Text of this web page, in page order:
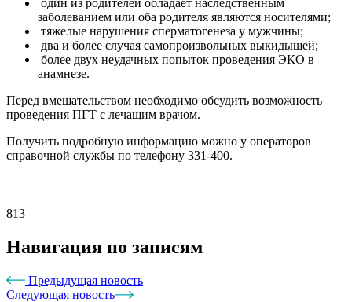
заболеванием или оба родителя являются носителями;
тяжелые нарушения сперматогенеза у мужчины;
два и более случая самопроизвольных выкидышей;
более двух неудачных попыток проведения ЭКО в
анамнезе.
Перед вмешательством необходимо обсудить возможность
проведения ПГТ с лечащим врачом.
Получить подробную информацию можно у операторов
справочной службы по телефону 331-400.
813
Навигация по записям
Предыдущая новость
Следующая новость